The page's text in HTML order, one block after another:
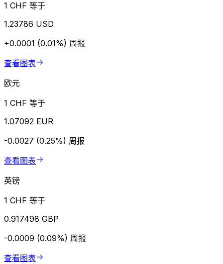
1 CHF 等于
1.23786 USD
+0.0001 (0.01%) 周报
查看图表
欧元
1 CHF 等于
1.07092 EUR
-0.0027 (0.25%) 周报
查看图表
英镑
1 CHF 等于
0.917498 GBP
-0.0009 (0.09%) 周报
查看图表